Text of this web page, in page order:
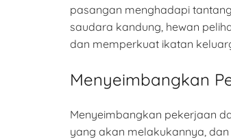
pasangan menghadapi
saudara kandung, hewan
dan memperkuat ikatan
Menyeimbangkan
Menyeimbangkan pekerjaan
yang akan melakukannya,